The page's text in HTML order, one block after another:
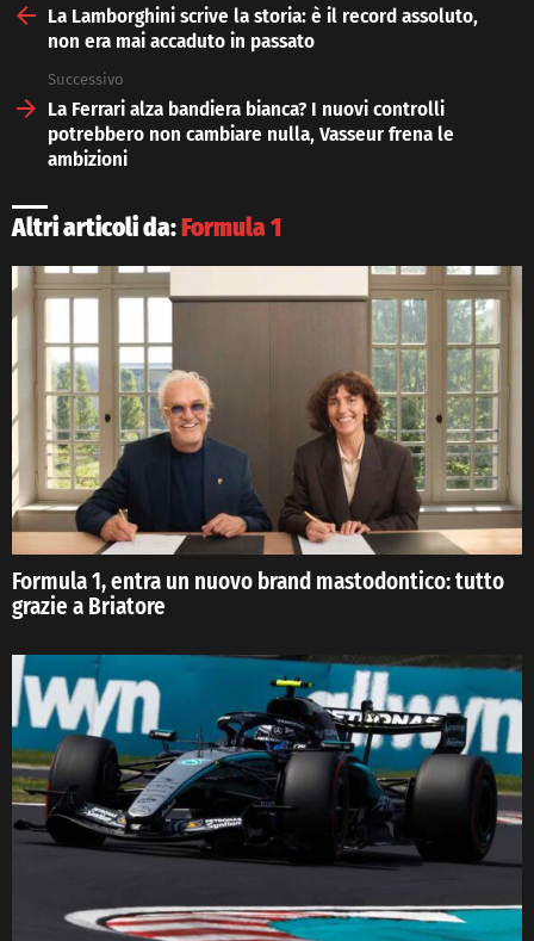
more La Lamborghini scrive la storia: è il record assoluto,
non era mai accaduto in passato
Successivo
La Ferrari alza bandiera bianca? I nuovi controlli
potrebbero non cambiare nulla, Vasseur frena le
ambizioni
Altri articoli da:Formula 1
Formula 1, entra un nuovo brand mastodontico: tutto
grazie a Briatore